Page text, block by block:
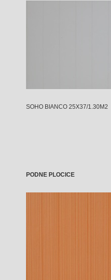
SOHO BIANCO 25X37/
PODNE PLOCICE